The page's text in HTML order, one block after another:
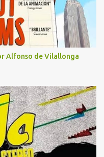
Alfonso de Vilallonga